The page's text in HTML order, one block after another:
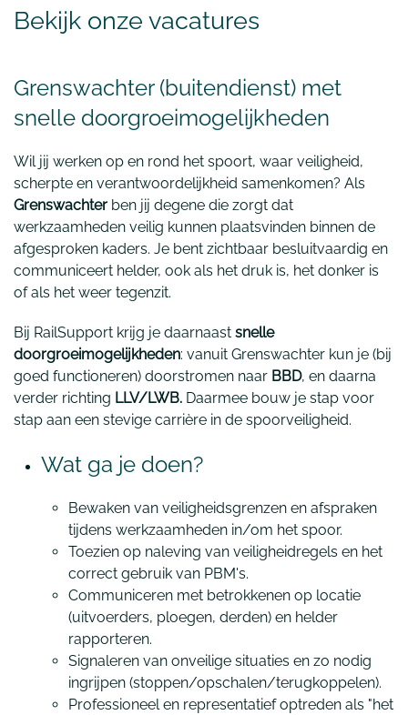
Bekijk onze vacatures
Grenswachter (buitendienst) met
snelle doorgroeimogelijkheden
Wil jij werken op en rond het spoort, waar veiligheid,
scherpte en verantwoordelijkheid samenkomen? Als
Grenswachter ben jij degene die zorgt dat
werkzaamheden veilig kunnen plaatsvinden binnen de
afgesproken kaders. Je bent zichtbaar besluitvaardig en
communiceert helder, ook als het druk is, het donker is
of als het weer tegenzit.
Bij RailSupport krijg je daarnaast snelle
doorgroeimogelijkheden: vanuit Grenswachter kun je (bij
goed functioneren) doorstromen naar BBD, en daarna
verder richting LLV/LWB. Daarmee bouw je stap voor
stap aan een stevige carrière in de spoorveiligheid.
Wat ga je doen?
Bewaken van veiligheidsgrenzen en afspraken
tijdens werkzaamheden in/om het spoor.
Toezien op naleving van veiligheidregels en het
correct gebruik van PBM's.
Communiceren met betrokkenen op locatie
(uitvoerders, ploegen, derden) en helder
rapporteren.
Signaleren van onveilige situaties en zo nodig
ingrijpen (stoppen/opschalen/terugkoppelen).
Professioneel en representatief optreden als "het